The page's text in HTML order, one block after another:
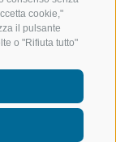
cookie,"
il pulsante
o "Rifiuta tutto"
sul link
dello scudo in
al solo
Newsletter